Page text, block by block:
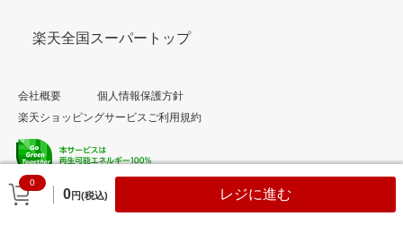
0
0円(税込) レジに進む
楽天全国スーパートップ
会社概要
個人情報保護方針
楽天ショッピングサービスご利用規約
© Rakuten Group, Inc.